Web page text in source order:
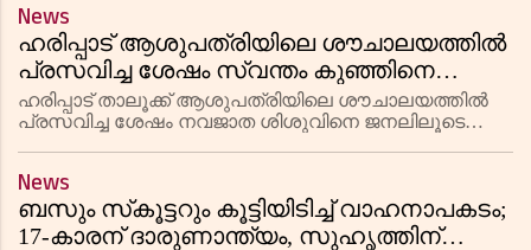
ബാനറിൽ ലിസ്റ്റിൻ സ്റ്റീഫനാണ് നിർമ്മ
News
ഹരിപ്പാട് ആശുപത്രിയിലെ ശൗചാലയത്തിൽ
പ്രസവിച്ച ശേഷം സ്വന്തം കുഞ്ഞിനെ
ജനലിലൂടെ പുറത്തേക്കെറിഞ്ഞ സംഭവത്തിൽ
19-കാരിക്കെതിരെ പോലീസ് വധശ്രമത്തിന്
കേസെടുത്തു
ഹരിപ്പാട് താലൂക്ക് ആശുപത്രിയിലെ ശൗചാലയത്തിൽ
പ്രസവിച്ച ശേഷം നവജാത ശിശുവിനെ ജനലിലൂടെ
കേസെടുത്തു. അത്ഭുതകരമായി പരിക്കേൽക്കാത
News
ബസും സ്‌കൂട്ടറും കൂട്ടിയിടിച്ച് വാഹനാപകടം;
17-കാരന് ദാരുണാന്ത്യം, സുഹൃത്തിന്